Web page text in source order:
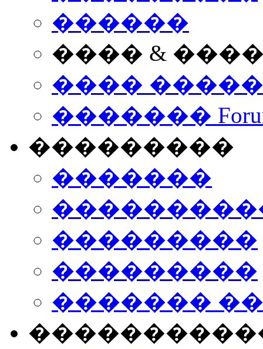
������
���� &
����
�������
���������
�������
���������
���������
�������